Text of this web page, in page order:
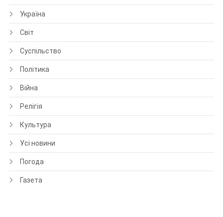
Україна
Світ
Суспільство
Політика
Війна
Релігія
Культура
Усі новини
Погода
Газета